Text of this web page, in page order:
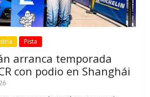
Pista
arranca temporada
con podio en Shanghái